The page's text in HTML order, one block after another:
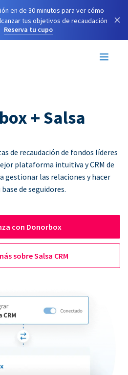
en de 30 minutos para ver cómo
tus objetivos de recaudación
Reserva tu cupo
×
+ Salsa
de recaudación de fondos líderes
plataforma intuitiva y CRM de
gestionar las relaciones y hacer
de seguidores.
con Donorbox
sobre Salsa CRM